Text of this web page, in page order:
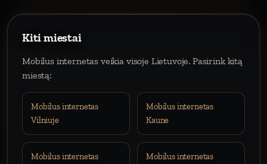
Kiti miestai
Mobilus internetas veikia visoje Lietuvoje. Pasirink kitą
miestą:
Mobilus internetas
Vilniuje
Mobilus internetas
Kaune
Mobilus internetas
Mobilus internetas